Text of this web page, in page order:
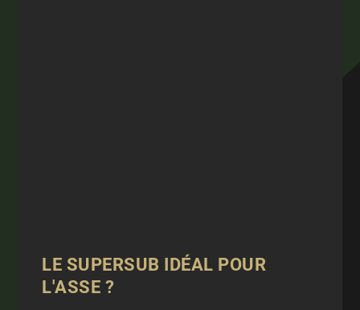
LE SUPERSUB IDÉAL POUR
L'ASSE ?